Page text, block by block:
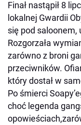
Finał nastąpił 8
lokalnej Gwardii
się pod saloonem,
Rozgorzała
zarówno z broni
przeciwników.
który dostał w
Po śmierci
choć legenda